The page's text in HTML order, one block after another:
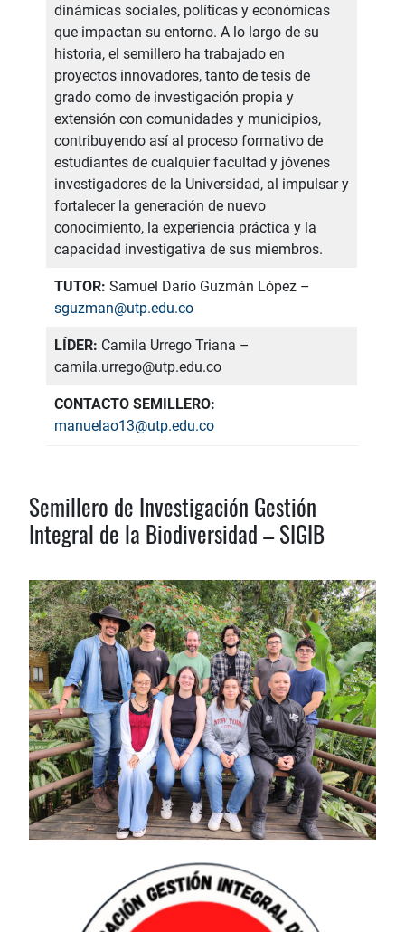
dinámicas sociales, políticas y económicas
que impactan su entorno. A lo largo de su
historia, el semillero ha trabajado en
proyectos innovadores, tanto de tesis de
grado como de investigación propia y
extensión con comunidades y municipios,
contribuyendo así al proceso formativo de
estudiantes de cualquier facultad y jóvenes
investigadores de la Universidad, al impulsar y
fortalecer la generación de nuevo
conocimiento, la experiencia práctica y la
capacidad investigativa de sus miembros.
TUTOR: Samuel Darío Guzmán López –
sguzman@utp.edu.co
LÍDER: Camila Urrego Triana –
camila.urrego@utp.edu.co
CONTACTO SEMILLERO:
manuelao13@utp.edu.co
Semillero de Investigación Gestión
Integral de la Biodiversidad – SIGIB